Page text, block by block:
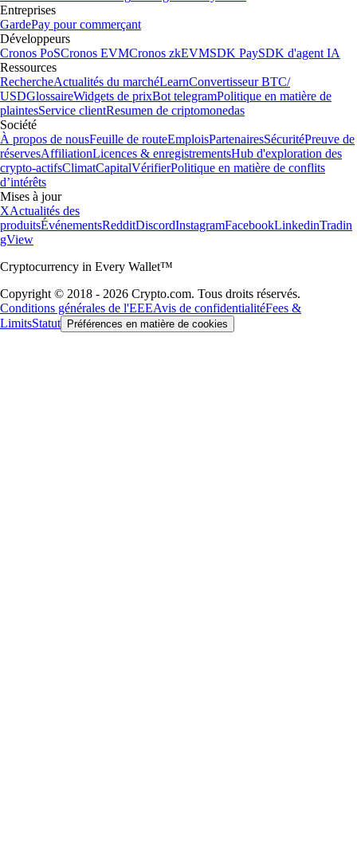
Entreprises
GardePay pour commerçant
Développeurs
Cronos PoSCronos EVMCronos zkEVMSDK PaySDK d'agent IA
Ressources
RechercheActualités du marchéLearnConvertisseur BTC/
USDGlossaireWidgets de prixBot telegramPolitique en matière de
plaintesService clientResumen de criptomonedas
Société
À propos de nousFeuille de routeEmploisPartenairesSécuritéPreuve de
réservesAffiliationLicences & enregistrementsHub d'exploration des
crypto-actifsClimatCapitalVérifierPolitique en matière de conflits
d’intérêts
Mises à jour
XActualités des
produitsÉvénementsRedditDiscordInstagramFacebookLinkedinTradin
gView
Cryptocurrency in Every Wallet™
Copyright © 2018 - 2026 Crypto.com. Tous droits réservés.
Conditions générales de l'EEEAvis de confidentialitéFees &
LimitsStatut Préférences en matière de cookies